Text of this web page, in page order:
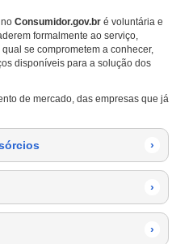
Consumidor.gov.br é voluntária e
formalmente ao serviço,
se comprometem a conhecer,
disponíveis para a solução dos
de mercado, das empresas que já
›
›
›